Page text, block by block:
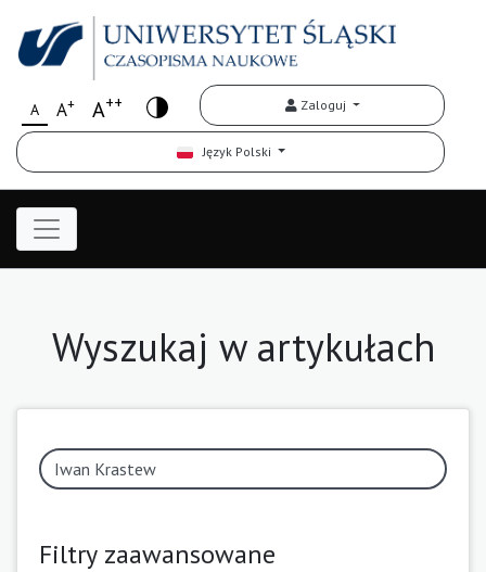
A A+ A++ Zaloguj
Język Polski
Wyszukaj w artykułach
Filtry zaawansowane